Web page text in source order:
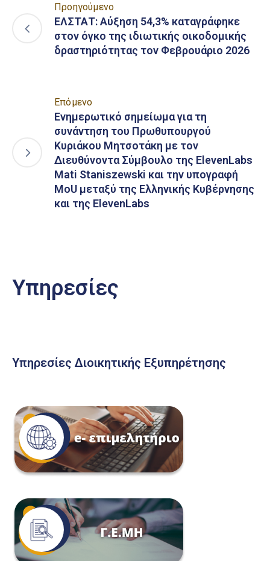
Προηγούμενο
ΕΛΣΤΑΤ: Αύξηση 54,3% καταγράφηκε
στον όγκο της ιδιωτικής οικοδομικής
δραστηριότητας τον Φεβρουάριο 2026
Επόμενο
Ενημερωτικό σημείωμα για τη
συνάντηση του Πρωθυπουργού
Κυριάκου Μητσοτάκη με τον
Διευθύνοντα Σύμβουλο της ElevenLabs
Mati Staniszewski και την υπογραφή
MoU μεταξύ της Ελληνικής Κυβέρνησης
και της ElevenLabs
Υπηρεσίες
Υπηρεσίες Διοικητικής Εξυπηρέτησης